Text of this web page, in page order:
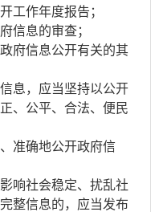
工作年度报告；
息的审查；
府信息公开有关的其
息，应当坚持以公开
、公平、合法、便民
准确地公开政府信
社会稳定、扰乱社
整信息的，应当发布